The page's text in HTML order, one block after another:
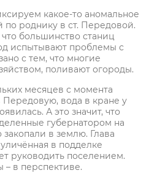
какое-то аномальное
роднику в ст. Передовой.
большинство станиц
испытывают проблемы с
с тем, что многие
поливают огороды.
месяцев с момента
Передовую, вода в кране у
А это значит, что
губернатором на
закопали в землю. Глава
в подделке
руководить поселением.
в перспективе.